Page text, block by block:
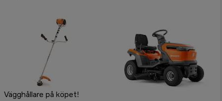
Vägghållare på köpet!